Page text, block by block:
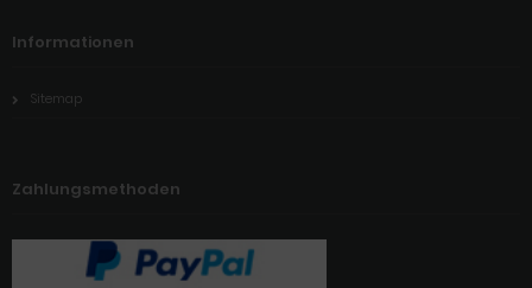
Informationen
Sitemap
Zahlungsmethoden